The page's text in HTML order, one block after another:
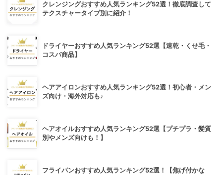
クレンジングおすすめ人気ランキング52選！徹底調査して
テクスチャータイプ別に紹介！
ドライヤーおすすめ人気ランキング52選【速乾・くせ毛・
コスパ商品】
ヘアアイロンおすすめ人気ランキング52選！初心者・メン
ズ向け・海外対応も♪
ヘアオイルおすすめ人気ランキング52選【プチプラ・髪質
別やメンズ向けも！】
フライパンおすすめ人気ランキング52選！【焦げ付かな